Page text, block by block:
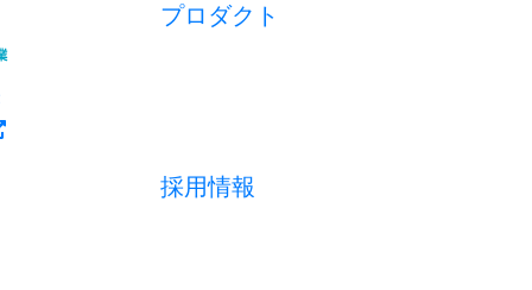
プロダクト
採用情報